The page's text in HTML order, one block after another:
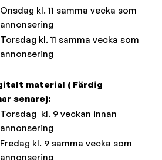
Onsdag kl. 11 samma vecka som
annonsering
Torsdag kl. 11 samma vecka som
annonsering
material ( Färdig
senare):
Torsdag kl. 9 veckan innan
annonsering
Fredag kl. 9 samma vecka som
annonsering